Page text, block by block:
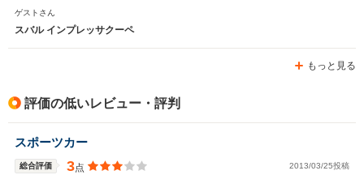
ゲストさん
スバル インプレッサクーペ
もっと見る
評価の低いレビュー・評判
スポーツカー
総合評価 3点 2013/03/25投稿